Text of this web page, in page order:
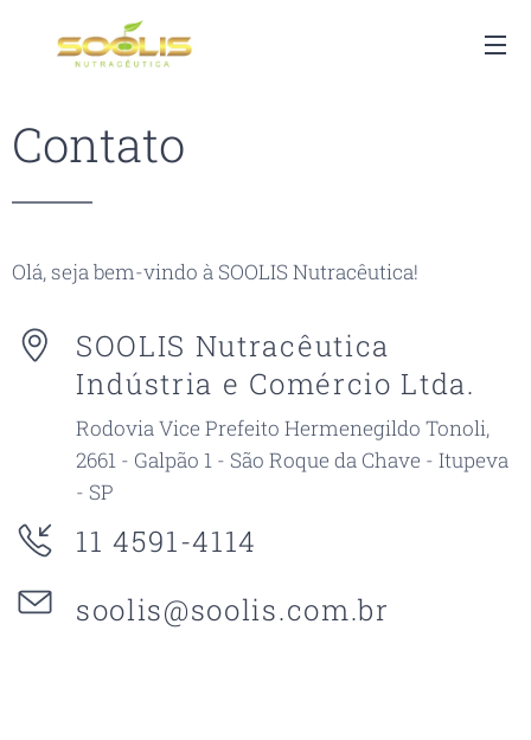
Contato
Olá, seja bem-vindo à SOOLIS Nutracêutica!
SOOLIS Nutracêutica
Indústria e Comércio Ltda.
Rodovia Vice Prefeito Hermenegildo Tonoli,
2661 - Galpão 1 - São Roque da Chave - Itupeva
- SP
11 4591-4114
soolis@soolis.com.br